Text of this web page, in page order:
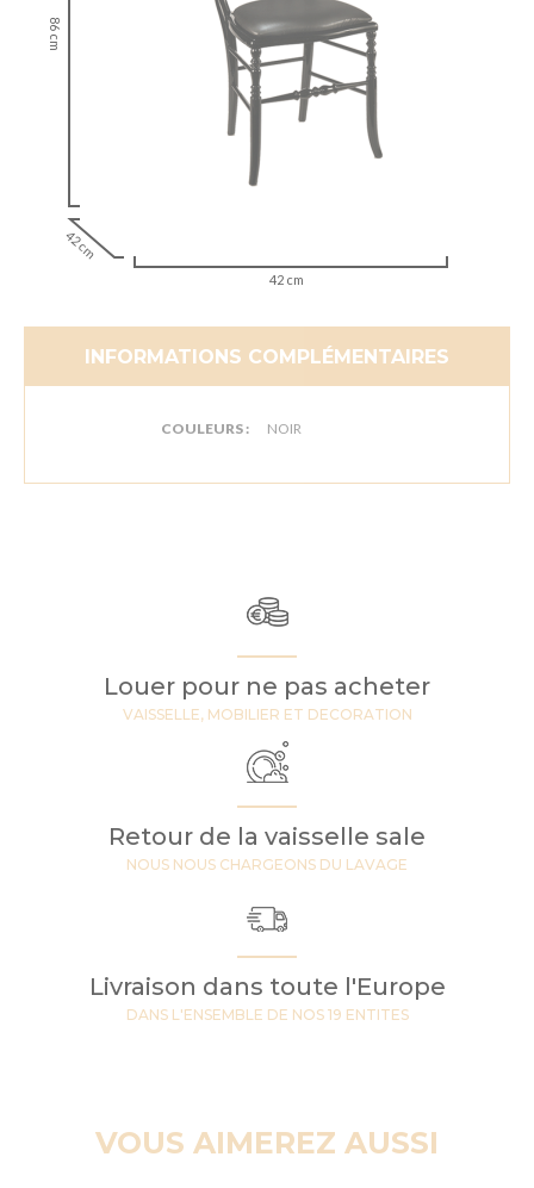
86 cm
42 cm
42 cm
INFORMATIONS COMPLÉMENTAIRES
COULEURS : NOIR
Louer pour ne pas acheter
VAISSELLE, MOBILIER ET DECORATION
Retour de la vaisselle sale
NOUS NOUS CHARGEONS DU LAVAGE
Livraison dans toute l'Europe
DANS L'ENSEMBLE DE NOS 19 ENTITES
VOUS AIMEREZ AUSSI